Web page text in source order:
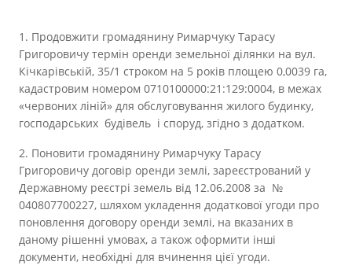
1. Продовжити громадянину Римарчуку Тарасу
Григоровичу термін оренди земельної ділянки на вул.
Кічкарівській, 35/1 строком на 5 років площею 0,0039 га,
кадастровим номером 0710100000:21:129:0004, в межах
«червоних ліній» для обслуговування жилого будинку,
господарських будівель і споруд, згідно з додатком.
2. Поновити громадянину Римарчуку Тарасу
Григоровичу договір оренди землі, зареєстрований у
Державному реєстрі земель від 12.06.2008 за №
040807700227, шляхом укладення додаткової угоди про
поновлення договору оренди землі, на вказаних в
даному рішенні умовах, а також оформити інші
документи, необхідні для вчинення цієї угоди.